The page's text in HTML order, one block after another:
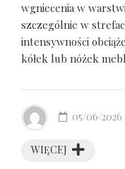
wgniecenia w
szczególnie w
intensywności
kółek lub nóżek
WIĘCEJ
05/06/2026